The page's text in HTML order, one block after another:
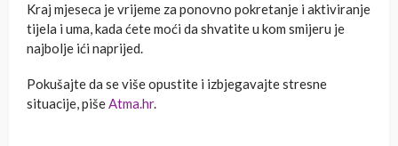
Kraj mjeseca je vrijeme za ponovno pokretanje i aktiviranje
tijela i uma, kada ćete moći da shvatite u kom smijeru je
najbolje ići naprijed.
Pokušajte da se više opustite i izbjegavajte stresne
situacije, pišeAtma.hr.